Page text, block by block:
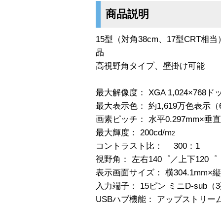
商品説明
15型（対角38cm、17型CRT相
晶
高視野角タイプ、壁掛け可能
最大解像度： XGA 1,024×768ド
最大表示色： 約1,619万色表示
画素ピッチ： 水平0.297mm×垂
最大輝度： 200cd/m2
コントラスト比： 300：1
視野角： 左右140゜／上下120゜
表示画面サイズ： 横304.1mm×
入力端子： 15ピン ミニD-sub（
USBハブ機能： アップストリー